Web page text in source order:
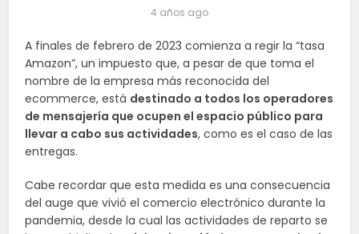
4 años ago
A finales de febrero de 2023 comienza a regir la “tasa
Amazon”, un impuesto que, a pesar de que toma el
nombre de la empresa más reconocida del
ecommerce, está destinado a todos los operadores
de mensajería que ocupen el espacio público para
llevar a cabo sus actividades, como es el caso de las
entregas.
Cabe recordar que esta medida es una consecuencia
del auge que vivió el comercio electrónico durante la
pandemia, desde la cual las actividades de reparto se